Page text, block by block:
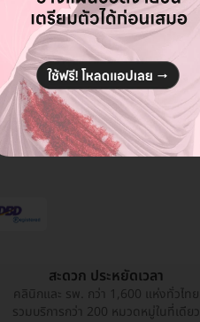
ทางไลน์
รี!
สะดวก ประหยัดเวลา
คลินิกและ รพ. กว่า 1,600 แห่งทั่วไทย
รวมบริการกว่า 200 หมวดหมู่ในที่เดียว